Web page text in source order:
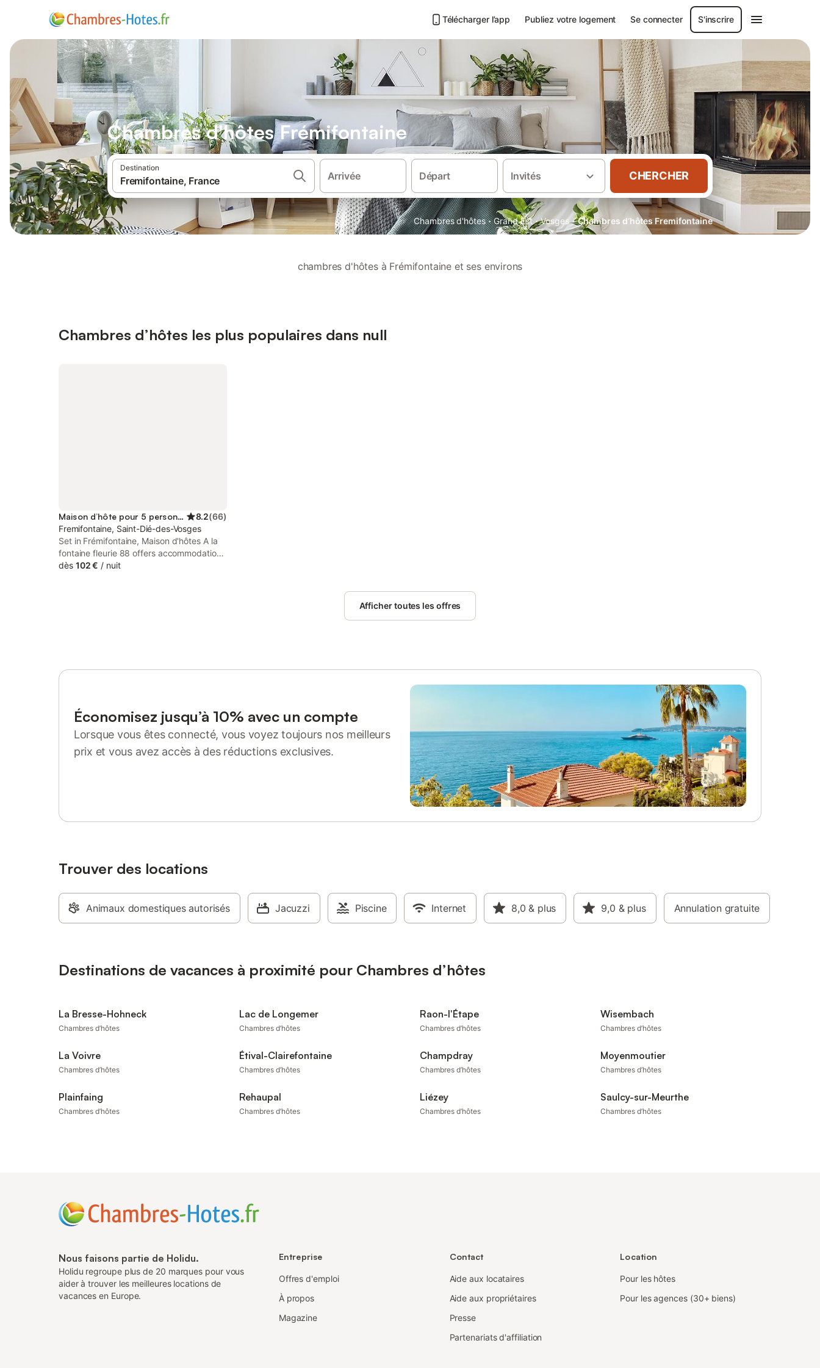
Télécharger l’app Publiez votre logement Se connecter S'inscrire
Chambres d'hôtes Frémifontaine
Destination
Arrivée Départ Invités CHERCHER
Chambres d'hôtes · Grand Est · Vosges · Chambres d’hôtes Fremifontaine
chambres d'hôtes à Frémifontaine et ses environs
Chambres d’hôtes les plus populaires dans null
Maison d’hôte pour 5 personnes 8.2(66)
Fremifontaine, Saint-Dié-des-Vosges
Set in Frémifontaine, Maison d'hôtes A la
fontaine fleurie 88 offers accommodation
with private pool, free WiFi and free
dès 102 € / nuit
Afficher toutes les offres
Économisez jusqu’à 10% avec un compte
Lorsque vous êtes connecté, vous voyez toujours nos meilleurs
prix et vous avez accès à des réductions exclusives.
Trouver des locations
Animaux domestiques autorisés Jacuzzi Piscine Internet 8,0 & plus 9,0 & plus Annulation gratuite
Destinations de vacances à proximité pour Chambres d’hôtes
La Bresse-Hohneck
Chambres d’hôtes
Lac de Longemer
Chambres d’hôtes
Raon-l'Étape
Chambres d’hôtes
Wisembach
Chambres d’hôtes
La Voivre
Chambres d’hôtes
Étival-Clairefontaine
Chambres d’hôtes
Champdray
Chambres d’hôtes
Moyenmoutier
Chambres d’hôtes
Plainfaing
Chambres d’hôtes
Rehaupal
Chambres d’hôtes
Liézey
Chambres d’hôtes
Saulcy-sur-Meurthe
Chambres d’hôtes
Nous faisons partie de Holidu.
Holidu regroupe plus de 20 marques pour vous
aider à trouver les meilleures locations de
vacances en Europe.
Entreprise
Offres d'emploi
À propos
Magazine
Contact
Aide aux locataires
Aide aux propriétaires
Presse
Partenariats d'affiliation
Location
Pour les hôtes
Pour les agences (30+ biens)